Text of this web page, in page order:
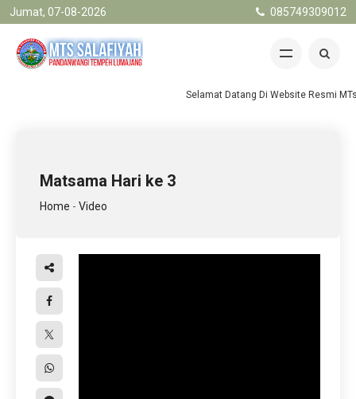
Jumat, 07-08-2026 085749309012
Selamat Datang Di Website Resmi
Matsama Hari ke 3
Home - Video